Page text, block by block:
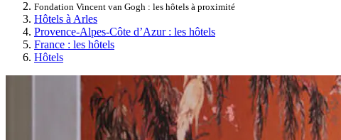
Fondation Vincent van Gogh : les hôtels à proximité
Hôtels à Arles
Provence-Alpes-Côte d’Azur : les hôtels
France : les hôtels
Hôtels